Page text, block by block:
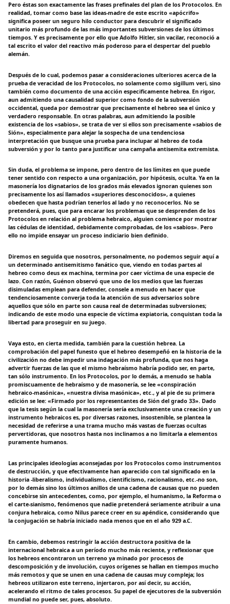
Pero éstas son exactamente las frases prefinales del plan de los Protocolos. En
realidad, tomar como base las ideas-madre de este escrito «apócrifo»
significa poseer un seguro hilo conductor para descubrir el significado
unitario más profundo de las más importantes subversiones de los últimos
tiempos. Y es precisamente por ello que Adolfo Hitler, sin vacilar, reconoció a
tal escrito el valor del reactivo más poderoso para el despertar del pueblo
alemán.
Después de lo cual, podemos pasar a consideraciones ulteriores acerca de la
prueba de veracidad de los Protocolos, no solamente como sigillum veri, sino
también como documento de una acción especificamente hebrea. En rigor,
aun admitiendo una causalidad superior como fondo de la subversión
occidental, queda por demostrar que precisamente el hebreo sea el único y
verdadero responsable. En otras palabras, aun admitiendo la posible
existencia de los «sabios», se trata de ver si ellos son precisamente «sabios de
Sión», especialmente para alejar la sospecha de una tendenciosa
interpretación que busque una prueba para inclupar al hebreo de toda
subversión y por lo tanto para justificar una campaña antisemita extremista.
Sin duda, el problema se impone, pero dentro de los límites en que puede
tener sentido con respecto a una organización, por hipótesis, oculta. Ya en la
masonería los dignatarios de los grados más elevados ignoran quienes son
precisamente los así llamados «superiores desconocidos», a quienes
obedecen que hasta podrían tenerlos al lado y no reconocerlos. No se
pretenderá, pues, que para encarar los problemas que se desprenden de los
Protocolos en relación al problema hebraico, alguien comience por mostrar
las cédulas de identidad, debidamente comprobadas, de los «sabios». Pero
ello no impide ensayar un proceso indiciario bien definido.
Diremos en seguida que nosotros, personalmente, no podemos seguir aquí a
un determinado antisemitismo fanático que, viendo en todas partes al
hebreo como deus ex machina, termina por caer víctima de una especie de
lazo. Con razón, Guénon observó que uno de los medios que las fuerzas
disimuladas emplean para defender, consele a menudo en hacer que
tendenciosamente converja toda la atención de sus adversarios sobre
aquellos que sólo en parte son causa real de determinadas subversiones;
indicando de este modo una especie de víctima expiatoria, conquistan toda la
libertad para proseguir en su juego.
Vaya esto, en cierta medida, también para la cuestión hebrea. La
comprobación del papel funesto que el hebreo desempeñó en la historia de la
civilización no debe impedir una indagación más profunda, que nos haga
advertir fuerzas de las que el mismo hebraísmo habría podido ser, en parte,
tan sólo instrumento. En los Protocolos, por lo demás, a menudo se habla
promiscuamente de hebraísmo y de masonería, se lee «conspiración
hebraico-masónica», «nuestra divisa masónica», etc., y al pie de su primera
edición se lee: «Firmado por los representantes de Sión del grado 33». Dado
que la tesis según la cual la masonería sería exclusivamente una creación y un
instrumento hebraicos es, por diversas razones, insostenible, se plantea la
necesidad de referirse a una trama mucho más vastas de fuerzas ocultas
pervertidoras, que nosotros hasta nos inclinamos a no limitarla a elementos
puramente humanos.
Las principales ideologías aconsejadas por los Protocolos como instrumentos
de destrucción, y que efectivamente han aparecido con tal significado en la
historia -liberalismo, individualismo, cientificismo, racionalismo, etc.-no son,
por lo demás sino los últimos anillos de una cadena de causas que no pueden
concebirse sin antecedentes, como, por ejemplo, el humanismo, la Reforma o
el carte-sianismo, fenómenos que nadie pretenderá seriamente atribuir a una
conjura hebraica, como Nilus parece creer en su apéndice, considerando que
la conjugación se habría iniciado nada menos que en el año 929 a.C.
En cambio, debemos restringir la acción destructora positiva de la
internacional hebraica a un período mucho más reciente, y reflexionar que
los hebreos encontraron un terreno ya minado por procesos de
descomposición y de involución, cuyos orígenes se hallan en tiempos mucho
más remotos y que se unen en una cadena de causas muy compleja; los
hebreos utilizaron este terreno, injertaron, por así decir, su acción,
acelerando el ritmo de tales procesos. Su papel de ejecutores de la subversión
mundial no puede ser, pues, absoluto.